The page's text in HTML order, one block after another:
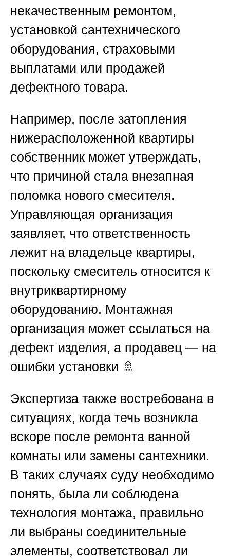
некачественным ремонтом,
установкой сантехнического
оборудования, страховыми
выплатами или продажей
дефектного товара.
Например, после затопления
нижерасположенной квартиры
собственник может утверждать,
что причиной стала внезапная
поломка нового смесителя.
Управляющая организация
заявляет, что ответственность
лежит на владельце квартиры,
поскольку смеситель относится к
внутриквартирному
оборудованию. Монтажная
организация может ссылаться на
дефект изделия, а продавец — на
ошибки установки 🚿
Экспертиза также востребована в
ситуациях, когда течь возникла
вскоре после ремонта ванной
комнаты или замены сантехники.
В таких случаях суду необходимо
понять, была ли соблюдена
технология монтажа, правильно
ли выбраны соединительные
элементы, соответствовал ли